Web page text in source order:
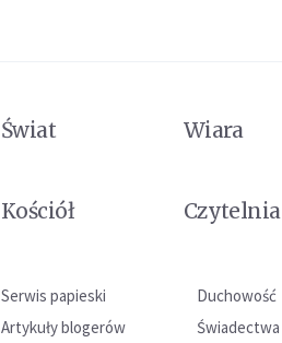
Świat Wiara
Kościół
Czytelnia
Serwis papieski Duchowość
Artykuły blogerów
Świadectwa